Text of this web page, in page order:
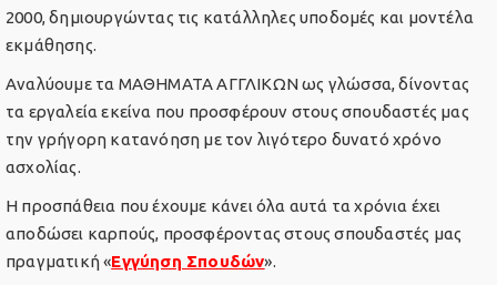
2000, δημιουργώντας τις κατάλληλες υποδομές και μοντέλα
εκμάθησης.
Αναλύουμε τα ΜΑΘΗΜΑΤΑ ΑΓΓΛΙΚΩΝ ως γλώσσα, δίνοντας
τα εργαλεία εκείνα που προσφέρουν στους σπουδαστές μας
την γρήγορη κατανόηση με τον λιγότερο δυνατό χρόνο
ασχολίας.
Η προσπάθεια που έχουμε κάνει όλα αυτά τα χρόνια έχει
αποδώσει καρπούς, προσφέροντας στους σπουδαστές μας
πραγματική «Εγγύηση Σπουδών».